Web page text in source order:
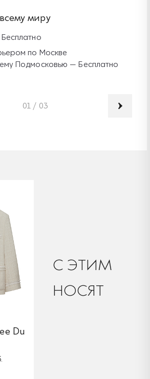
миру
по Москве
Подмосковью — Бесплатно
01 / 03
C ЭТИМ
НОСЯТ
Du